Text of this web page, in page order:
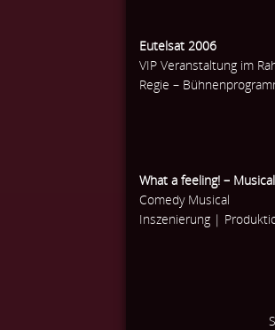
Eutelsat 2006
VIP Veranstaltung im
Regie –
What a feeling! –
Comedy Musical
Inszenierung |